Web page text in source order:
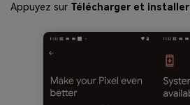
Appuyez sur Télécharger et installer